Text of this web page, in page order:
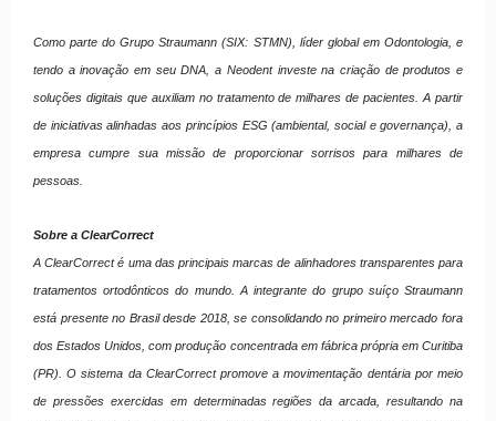
Como parte do Grupo Straumann (SIX: STMN), líder global em Odontologia, e
tendo a inovação em seu DNA, a Neodent investe na criação de produtos e
soluções digitais que auxiliam no tratamento de milhares de pacientes. A partir
de iniciativas alinhadas aos princípios ESG (ambiental, social e governança), a
empresa cumpre sua missão de proporcionar sorrisos para milhares de
pessoas.
Sobre a ClearCorrect
A ClearCorrect é uma das principais marcas de alinhadores transparentes para
tratamentos ortodônticos do mundo. A integrante do grupo suíço Straumann
está presente no Brasil desde 2018, se consolidando no primeiro mercado fora
dos Estados Unidos, com produção concentrada em fábrica própria em Curitiba
(PR). O sistema da ClearCorrect promove a movimentação dentária por meio
de pressões exercidas em determinadas regiões da arcada, resultando na